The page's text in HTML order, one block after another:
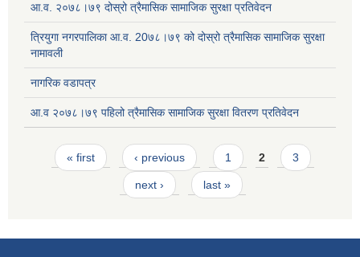
आ.व. २०७८।७९ दोस्रो त्रैमासिक सामाजिक सुरक्षा प्रतिवेदन
त्रियुगा नगरपालिका आ.व. 20७८।७९ को दोस्रो त्रैमासिक सामाजिक सुरक्षा
नामावली
नागरिक वडापत्र
आ.व २०७८।७९ पहिलो त्रैमासिक सामाजिक सुरक्षा वितरण प्रतिवेदन
Pages
« first ‹ previous 1 2 3
next › last »